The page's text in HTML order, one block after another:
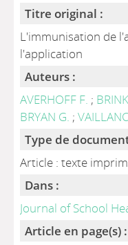
Titre original :
L'immunisation de
l'application
Auteurs :
AVERHOFF F. ;
BRYAN G. ;
Type de
Article : texte
Dans :
Journal of School
Article en page(s) :